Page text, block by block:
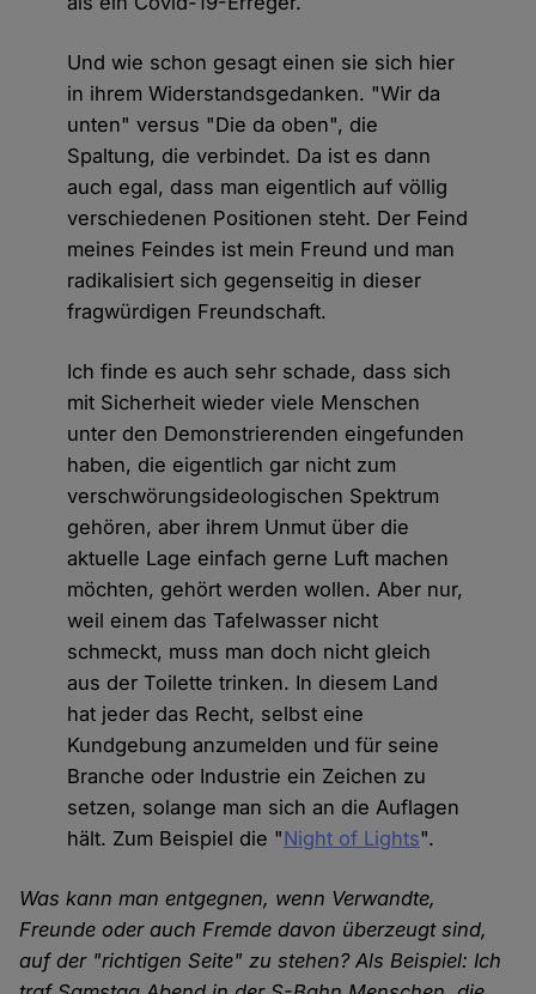
Und wie schon gesagt einen sie sich hier
in ihrem Widerstandsgedanken. "Wir da
unten" versus "Die da oben", die
Spaltung, die verbindet. Da ist es dann
auch egal, dass man eigentlich auf völlig
verschiedenen Positionen steht. Der Feind
meines Feindes ist mein Freund und man
radikalisiert sich gegenseitig in dieser
fragwürdigen Freundschaft.
Ich finde es auch sehr schade, dass sich
mit Sicherheit wieder viele Menschen
unter den Demonstrierenden eingefunden
haben, die eigentlich gar nicht zum
verschwörungsideologischen Spektrum
gehören, aber ihrem Unmut über die
aktuelle Lage einfach gerne Luft machen
möchten, gehört werden wollen. Aber nur,
weil einem das Tafelwasser nicht
schmeckt, muss man doch nicht gleich
aus der Toilette trinken. In diesem Land
hat jeder das Recht, selbst eine
Kundgebung anzumelden und für seine
Branche oder Industrie ein Zeichen zu
setzen, solange man sich an die Auflagen
hält. Zum Beispiel die "Night of Lights".
Was kann man entgegnen, wenn Verwandte,
Freunde oder auch Fremde davon überzeugt sind,
auf der "richtigen Seite" zu stehen? Als Beispiel: Ich